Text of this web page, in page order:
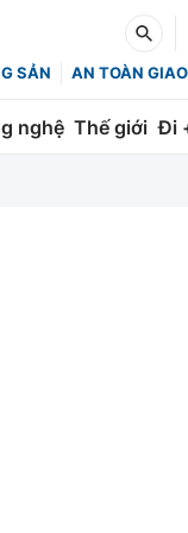
SẢN AN TOÀN
nghệ Thế giới Đi